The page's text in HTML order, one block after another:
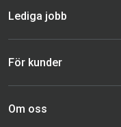
Lediga jobb
För kunder
Om oss